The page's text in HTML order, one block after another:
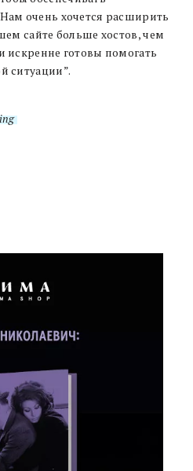
очень хочется расширить
сайте больше хостов, чем
искренне готовы помогать
ситуации”.